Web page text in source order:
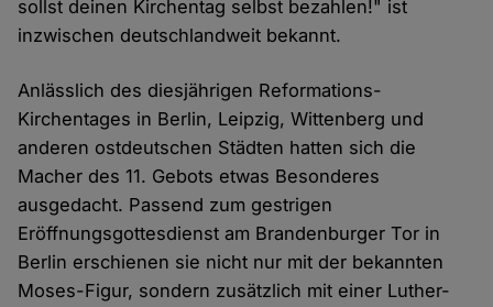
sollst deinen Kirchentag selbst bezahlen!" ist
inzwischen deutschlandweit bekannt.
Anlässlich des diesjährigen Reformations-
Kirchentages in Berlin, Leipzig, Wittenberg und
anderen ostdeutschen Städten hatten sich die
Macher des 11. Gebots etwas Besonderes
ausgedacht. Passend zum gestrigen
Eröffnungsgottesdienst am Brandenburger Tor in
Berlin erschienen sie nicht nur mit der bekannten
Moses-Figur, sondern zusätzlich mit einer Luther-